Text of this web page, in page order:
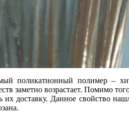
поликатионный полимер –
заметно возрастает. Помимо
их доставку. Данное свойство